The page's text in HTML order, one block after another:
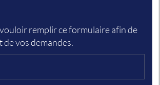
remplir ce formulaire afin de
de vos demandes.